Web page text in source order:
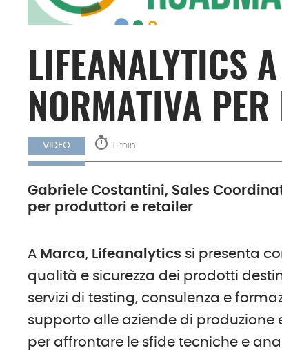
LIFEANALYTICS
NORMATIVA
VIDEO timer 1 min.
Gabriele Costantini, Sales
per produttori e retailer
A Marca, Lifeanalytics si presenta
qualità e sicurezza dei prodotti
servizi di testing, consulenza e
supporto alle aziende di
per affrontare le sfide tecniche e